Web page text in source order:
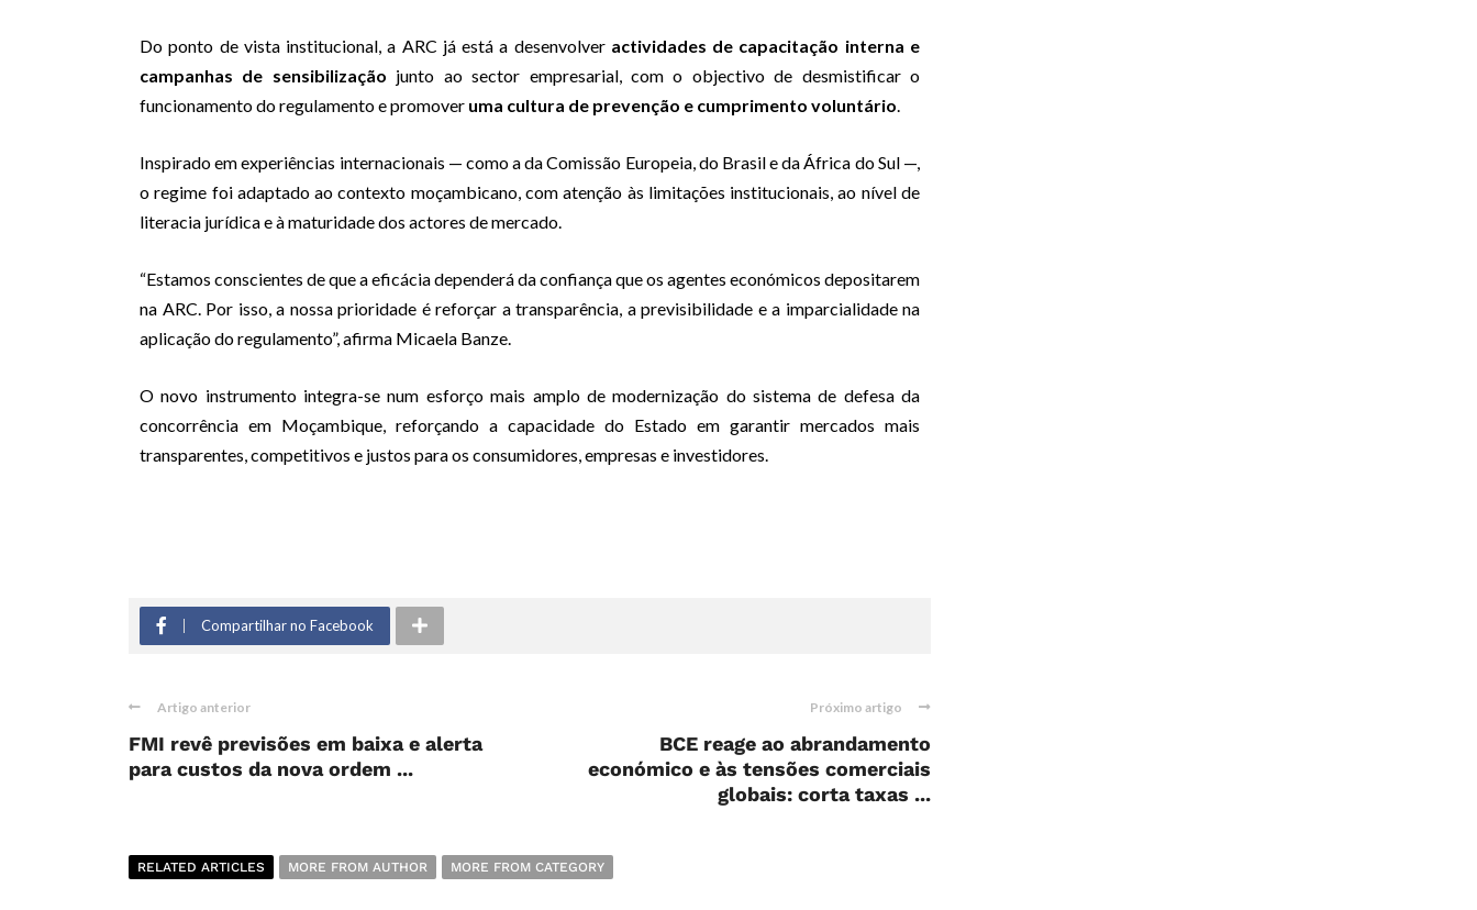
Do ponto de vista institucional, a ARC já está a desenvolver actividades de capacitação interna e
campanhas de sensibilização junto ao sector empresarial, com o objectivo de desmistificar o
funcionamento do regulamento e promover uma cultura de prevenção e cumprimento voluntário
Inspirado em experiências internacionais — como a da Comissão Europeia, do Brasil e da África do Sul —,
o regime foi adaptado ao contexto moçambicano, com atenção às limitações institucionais, ao nível de
literacia jurídica e à maturidade dos actores de mercado.
“Estamos conscientes de que a eficácia dependerá da confiança que os agentes económicos depositarem
na ARC. Por isso, a nossa prioridade é reforçar a transparência, a previsibilidade e a imparcialidade na
aplicação do regulamento”, afirma Micaela Banze.
O novo instrumento integra-se num esforço mais amplo de modernização do sistema de defesa da
concorrência em Moçambique, reforçando a capacidade do Estado em garantir mercados mais
transparentes, competitivos e justos para os consumidores, empresas e investidores.
Compartilhar no Facebook
Artigo anterior
FMI revê previsões em baixa e alerta
para custos da nova ordem ...
Próximo artigo
BCE reage ao abrandamento
económico e às tensões comerciais
globais: corta taxas ...
RELATED ARTICLES MORE FROM AUTHOR MORE FROM CATEGORY